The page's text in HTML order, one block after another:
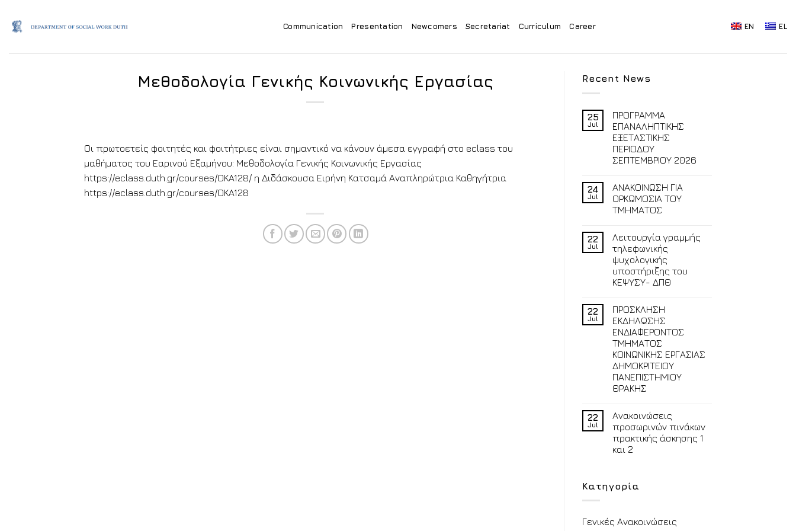
content
Communication Presentation Newcomers Secretariat Curriculum Career EN EL
Μεθοδολογία Γενικής Κοινωνικής Εργασίας
Οι πρωτοετείς φοιτητές και φοιτήτριες είναι σημαντικό να κάνουν άμεσα εγγραφή στο eclass του
μαθήματος του Εαρινού Εξαμήνου: Μεθοδολογία Γενικής Κοινωνικής Εργασίας
https://eclass.duth.gr/courses/OKA128/ η Διδάσκουσα Ειρήνη Κατσαμά Αναπληρώτρια Καθηγήτρια
https://eclass.duth.gr/courses/OKA128
Recent News
25
Jul
ΠΡΟΓΡΑΜΜΑ
ΕΠΑΝΑΛΗΠΤΙΚΗΣ
ΕΞΕΤΑΣΤΙΚΗΣ
ΠΕΡΙΟΔΟΥ
ΣΕΠΤΕΜΒΡΙΟΥ 2026
24
Jul
ΑΝΑΚΟΙΝΩΣΗ ΓΙΑ
ΟΡΚΩΜΟΣΙΑ ΤΟΥ
ΤΜΗΜΑΤΟΣ
22
Jul
Λειτουργία γραμμής
τηλεφωνικής
ψυχολογικής
υποστήριξης του
ΚΕΨΥΣΥ- ΔΠΘ
22
Jul
ΠΡΟΣΚΛΗΣΗ
ΕΚΔΗΛΩΣΗΣ
ΕΝΔΙΑΦΕΡΟΝΤΟΣ
ΤΜΗΜΑΤΟΣ
ΚΟΙΝΩΝΙΚΗΣ ΕΡΓΑΣΙΑΣ
ΔΗΜΟΚΡΙΤΕΙΟΥ
ΠΑΝΕΠΙΣΤΗΜΙΟΥ
ΘΡΑΚΗΣ
22
Jul
Ανακοινώσεις
προσωρινών πινάκων
πρακτικής άσκησης 1
και 2
Κατηγορία
Γενικές Ανακοινώσεις